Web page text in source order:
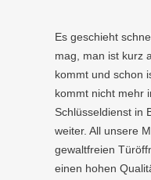
Es geschieht
mag, man ist kurz
kommt und schon
kommt nicht mehr
Schlüsseldienst in
weiter. All unsere
gewaltfreien
einen hohen